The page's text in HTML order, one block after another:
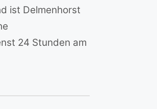
ist Delmenhorst
24 Stunden am